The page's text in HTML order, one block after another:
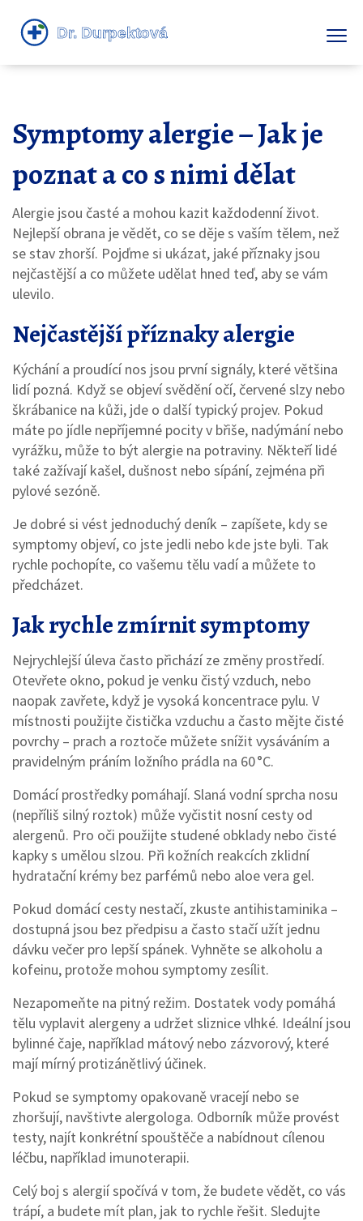
Symptomy alergie – Jak je
poznat a co s nimi dělat
Alergie jsou časté a mohou kazit každodenní život.
Nejlepší obrana je vědět, co se děje s vaším tělem, než
se stav zhorší. Pojďme si ukázat, jaké příznaky jsou
nejčastější a co můžete udělat hned teď, aby se vám
ulevilo.
Nejčastější příznaky alergie
Kýchání a proudící nos jsou první signály, které většina
lidí pozná. Když se objeví svědění očí, červené slzy nebo
škrábanice na kůži, jde o další typický projev. Pokud
máte po jídle nepříjemné pocity v břiše, nadýmání nebo
vyrážku, může to být alergie na potraviny. Někteří lidé
také zažívají kašel, dušnost nebo sípání, zejména při
pylové sezóně.
Je dobré si vést jednoduchý deník – zapíšete, kdy se
symptomy objeví, co jste jedli nebo kde jste byli. Tak
rychle pochopíte, co vašemu tělu vadí a můžete to
předcházet.
Jak rychle zmírnit symptomy
Nejrychlejší úleva často přichází ze změny prostředí.
Otevřete okno, pokud je venku čistý vzduch, nebo
naopak zavřete, když je vysoká koncentrace pylu. V
místnosti použijte čistička vzduchu a často mějte čisté
povrchy – prach a roztoče můžete snížit vysáváním a
pravidelným práním ložního prádla na 60 °C.
Domácí prostředky pomáhají. Slaná vodní sprcha nosu
(nepříliš silný roztok) může vyčistit nosní cesty od
alergenů. Pro oči použijte studené obklady nebo čisté
kapky s umělou slzou. Při kožních reakcích zklidní
hydratační krémy bez parfémů nebo aloe vera gel.
Pokud domácí cesty nestačí, zkuste antihistaminika –
dostupná jsou bez předpisu a často stačí užít jednu
dávku večer pro lepší spánek. Vyhněte se alkoholu a
kofeinu, protože mohou symptomy zesílit.
Nezapomeňte na pitný režim. Dostatek vody pomáhá
tělu vyplavit alergeny a udržet sliznice vlhké. Ideální jsou
bylinné čaje, například mátový nebo zázvorový, které
mají mírný protizánětlivý účinek.
Pokud se symptomy opakovaně vracejí nebo se
zhoršují, navštivte alergologa. Odborník může provést
testy, najít konkrétní spouštěče a nabídnout cílenou
léčbu, například imunoterapii.
Celý boj s alergií spočívá v tom, že budete vědět, co vás
trápí, a budete mít plan, jak to rychle řešit. Sledujte